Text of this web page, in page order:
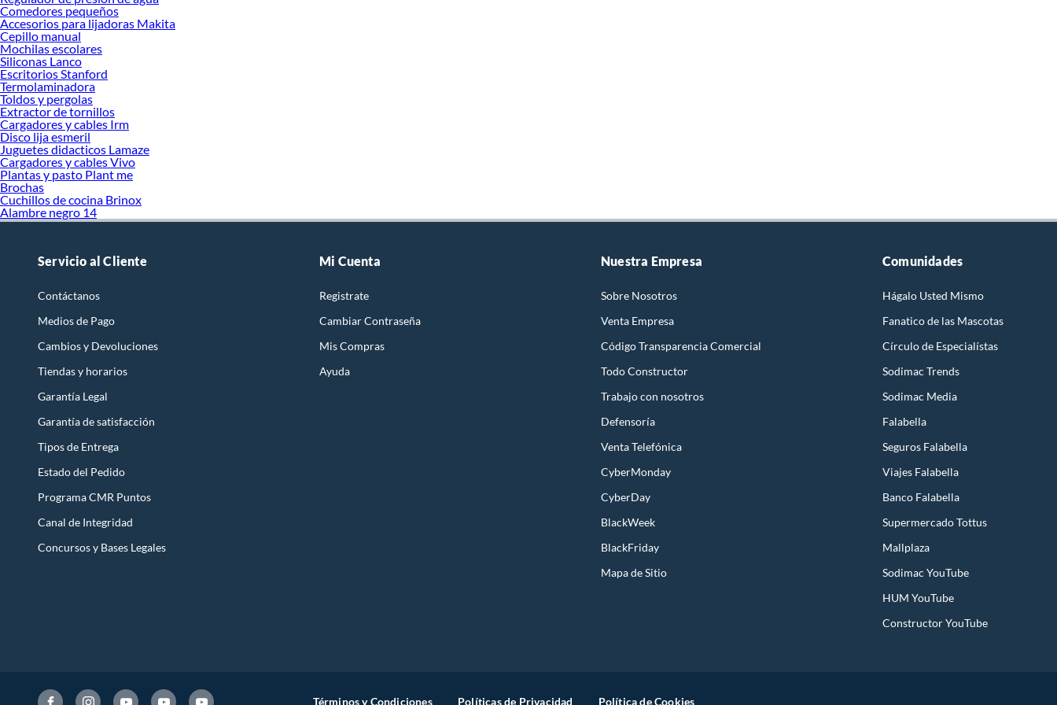
Comedores pequeños
Accesorios para lijadoras Makita
Cepillo manual
Mochilas escolares
Siliconas Lanco
Escritorios Stanford
Termolaminadora
Toldos y pergolas
Extractor de tornillos
Cargadores y cables Irm
Disco lija esmeril
Juguetes didacticos Lamaze
Cargadores y cables Vivo
Plantas y pasto Plant me
Brochas
Cuchillos de cocina Brinox
Alambre negro 14
Servicio al Cliente
Contáctanos
Medios de Pago
Cambios y Devoluciones
Tiendas y horarios
Garantía Legal
Garantía de satisfacción
Tipos de Entrega
Estado del Pedido
Programa CMR Puntos
Canal de Integridad
Concursos y Bases Legales
Mi Cuenta
Registrate
Cambiar Contraseña
Mis Compras
Ayuda
Nuestra Empresa
Sobre Nosotros
Venta Empresa
Código Transparencia Comercial
Todo Constructor
Trabajo con nosotros
Defensoría
Venta Telefónica
CyberMonday
CyberDay
BlackWeek
BlackFriday
Mapa de Sitio
Comunidades
Hágalo Usted Mismo
Fanatico de las Mascotas
Círculo de Especialístas
Sodimac Trends
Sodimac Media
Falabella
Seguros Falabella
Viajes Falabella
Banco Falabella
Supermercado Tottus
Mallplaza
Sodimac YouTube
HUM YouTube
Constructor YouTube
Términos y Condiciones Políticas de Privacidad Política de Cookies